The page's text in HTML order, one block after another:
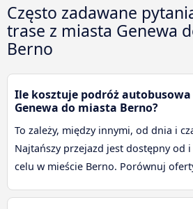
Często zadawane
trase z miasta Genewa
Berno
Ile kosztuje podróż
Genewa do miasta Berno?
To zależy, między innymi, od dnia i
Najtańszy przejazd jest dostępny od
celu w mieście Berno. Porównuj